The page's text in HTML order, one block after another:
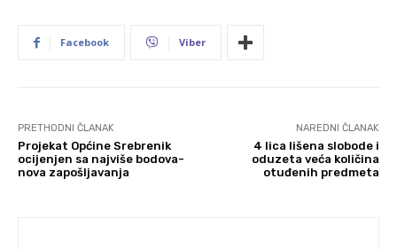
Facebook Viber
PRETHODNI ČLANAK
Projekat Općine Srebrenik
ocijenjen sa najviše bodova-
nova zapošljavanja
NAREDNI ČLANAK
4 lica lišena slobode i
oduzeta veća količina
otuđenih predmeta